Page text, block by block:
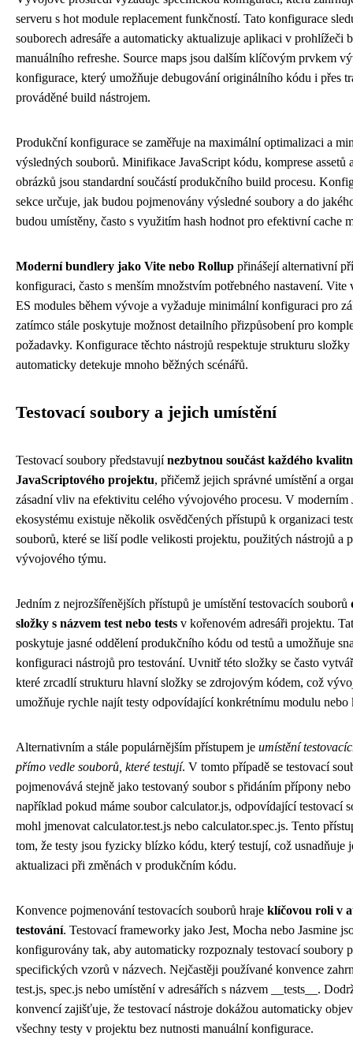
serveru s hot module replacement funkčností. Tato konfigurace
souborech adresáře a automaticky aktualizuje aplikaci v prohlížeči
manuálního refreshe. Source maps jsou dalším klíčovým prvkem
konfigurace, který umožňuje debugování originálního kódu i přes
prováděné build nástrojem.
Produkční konfigurace se zaměřuje na maximální optimalizaci a
výsledných souborů. Minifikace JavaScript kódu, komprese assetů
obrázků jsou standardní součástí produkčního build procesu.
sekce určuje, jak budou pojmenovány výsledné soubory a do
budou umístěny, často s využitím hash hodnot pro efektivní cache
Moderní bundlery jako Vite nebo Rollup přinášejí alternativní
konfiguraci, často s menším množstvím potřebného nastavení. Vite
ES modules během vývoje a vyžaduje minimální konfiguraci pro
zatímco stále poskytuje možnost detailního přizpůsobení pro
požadavky. Konfigurace těchto nástrojů respektuje strukturu
automaticky detekuje mnoho běžných scénářů.
Testovací soubory a jejich umístění
Testovací soubory představujínezbytnou součást každého
JavaScriptového projektu, přičemž jejich správné umístění a
zásadní vliv na efektivitu celého vývojového procesu. V moderním
ekosystému existuje několik osvědčených přístupů k organizaci
souborů, které se liší podle velikosti projektu, použitých nástrojů a
vývojového týmu.
Jedním z nejrozšířenějších přístupů je umístění testovacích souborů
složky s názvem test nebo tests v kořenovém adresáři projektu.
poskytuje jasné oddělení produkčního kódu od testů a umožňuje
konfiguraci nástrojů pro testování. Uvnitř této složky se často
které zrcadlí strukturu hlavní složky se zdrojovým kódem, což
umožňuje rychle najít testy odpovídající konkrétnímu modulu nebo
Alternativním a stále populárnějším přístupem je umístění
přímo vedle souborů, které testují. V tomto případě se testovací
pojmenovává stejně jako testovaný soubor s přidáním přípony
například pokud máme soubor calculator.js, odpovídající testovací
mohl jmenovat calculator.test.js nebo calculator.spec.js. Tento
tom, že testy jsou fyzicky blízko kódu, který testují, což usnadňuje
aktualizaci při změnách v produkčním kódu.
Konvence pojmenování testovacích souborů hraje klíčovou roli v
testování. Testovací frameworky jako Jest, Mocha nebo Jasmine
konfigurovány tak, aby automaticky rozpoznaly testovací soubory
specifických vzorů v názvech. Nejčastěji používané konvence
test.js, spec.js nebo umístění v adresářích s názvem __tests__.
konvencí zajišťuje, že testovací nástroje dokážou automaticky
všechny testy v projektu bez nutnosti manuální konfigurace.